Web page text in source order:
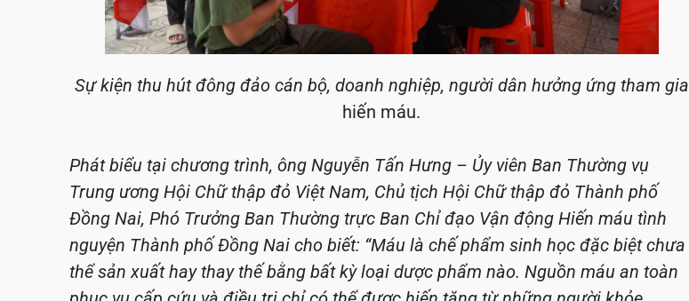
Sự kiện thu hút đông đảo cán bộ, doanh nghiệp, người dân hưởng ứng tham gia
hiến máu.
Phát biểu tại chương trình, ông Nguyễn Tấn Hưng – Ủy viên Ban Thường vụ
Trung ương Hội Chữ thập đỏ Việt Nam, Chủ tịch Hội Chữ thập đỏ Thành phố
Đồng Nai, Phó Trưởng Ban Thường trực Ban Chỉ đạo Vận động Hiến máu tình
nguyện Thành phố Đồng Nai cho biết: “Máu là chế phẩm sinh học đặc biệt chưa
thể sản xuất hay thay thế bằng bất kỳ loại dược phẩm nào. Nguồn máu an toàn